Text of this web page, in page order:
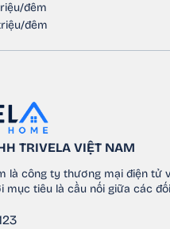
đêm
đêm
TRIVELA VIỆT NAM
là công ty thương mại điện tử
mục tiêu là cầu nối giữa các